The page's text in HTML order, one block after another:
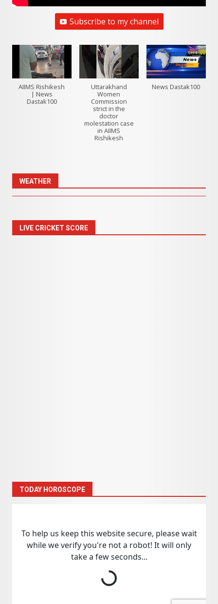
Subscribe to my channel
AIIMS Rishikesh
| News
Dastak100
Uttarakhand
Women
Commission
strict in the
doctor
molestation case
in AIIMS
Rishikesh
News Dastak100
WEATHER
LIVE CRICKET SCORE
TODAY HOROSCOPE